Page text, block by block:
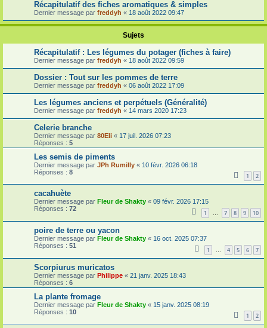
Récapitulatif des fiches aromatiques & simples
Dernier message par freddyh « 18 août 2022 09:47
Sujets
Récapitulatif : Les légumes du potager (fiches à faire)
Dernier message par freddyh « 18 août 2022 09:59
Dossier : Tout sur les pommes de terre
Dernier message par freddyh « 06 août 2022 17:09
Les légumes anciens et perpétuels (Généralité)
Dernier message par freddyh « 14 mars 2020 17:23
Celerie branche
Dernier message par 80Eli « 17 juil. 2026 07:23
Réponses : 5
Les semis de piments
Dernier message par JPh Rumilly « 10 févr. 2026 06:18
Réponses : 8
1 2
cacahuète
Dernier message par Fleur de Shakty « 09 févr. 2026 17:15
Réponses : 72
1 … 7 8 9 10
poire de terre ou yacon
Dernier message par Fleur de Shakty « 16 oct. 2025 07:37
Réponses : 51
1 … 4 5 6 7
Scorpiurus muricatos
Dernier message par Philippe « 21 janv. 2025 18:43
Réponses : 6
La plante fromage
Dernier message par Fleur de Shakty « 15 janv. 2025 08:19
Réponses : 10
1 2